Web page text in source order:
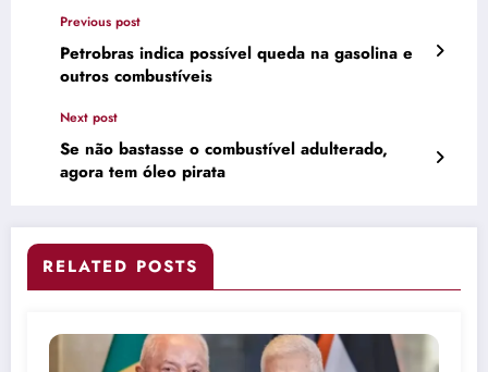
Previous post
Petrobras indica possível queda na gasolina e
outros combustíveis
Next post
Se não bastasse o combustível adulterado,
agora tem óleo pirata
RELATED POSTS